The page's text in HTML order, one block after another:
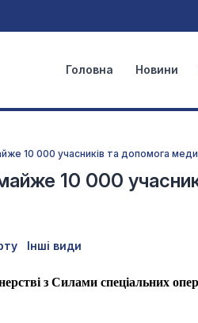
Головна Новини
10 000 учасників та допомога
10 000
Інші види
з Силами спеціальних